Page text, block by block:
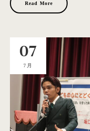
Read More
07
7月